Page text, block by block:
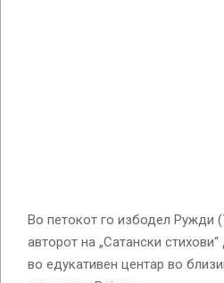
Во петокот го избодел Ружди
авторот на „Сатански
во едукативен центар во